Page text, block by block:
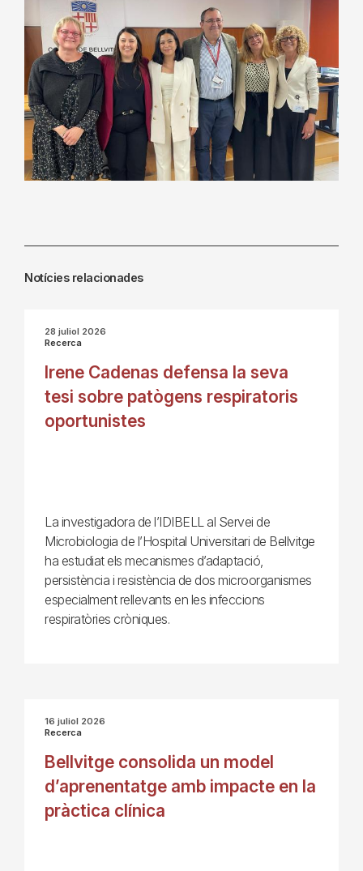
Notícies relacionades
28 juliol 2026
Recerca
Irene Cadenas defensa la seva
tesi sobre patògens respiratoris
oportunistes
La investigadora de l’IDIBELL al Servei de
Microbiologia de l’Hospital Universitari de Bellvitge
ha estudiat els mecanismes d’adaptació,
persistència i resistència de dos microorganismes
especialment rellevants en les infeccions
respiratòries cròniques.
16 juliol 2026
Recerca
Bellvitge consolida un model
d’aprenentatge amb impacte en la
pràctica clínica